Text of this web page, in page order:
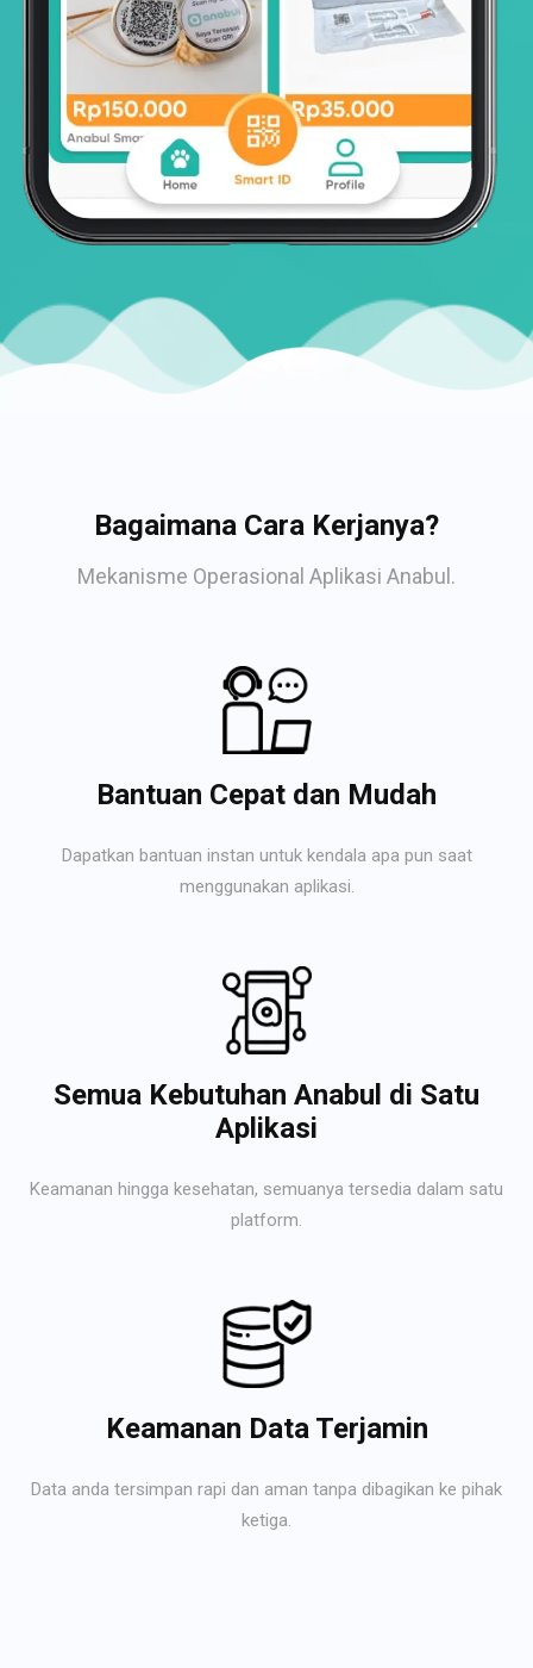
Bagaimana Cara Kerjanya?
Mekanisme Operasional Aplikasi Anabul.
Bantuan Cepat dan Mudah
Dapatkan bantuan instan untuk kendala apa pun saat
menggunakan aplikasi.
Semua Kebutuhan Anabul di Satu
Aplikasi
Keamanan hingga kesehatan, semuanya tersedia dalam satu
platform.
Keamanan Data Terjamin
Data anda tersimpan rapi dan aman tanpa dibagikan ke pihak
ketiga.